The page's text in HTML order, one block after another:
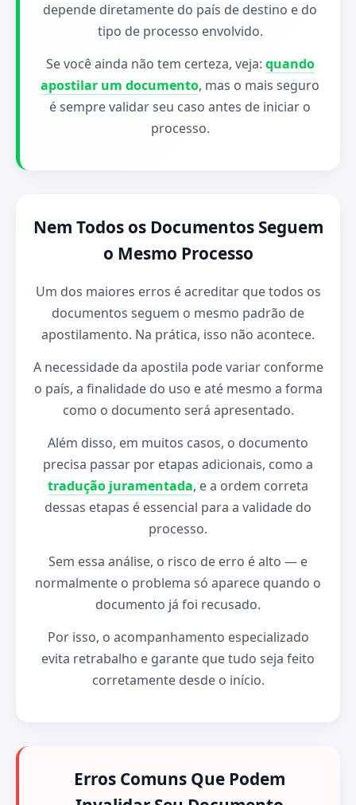
depende diretamente do país de destino e do
tipo de processo envolvido.
Se você ainda não tem certeza, veja: quando
apostilar um documento, mas o mais seguro
é sempre validar seu caso antes de iniciar o
processo.
Nem Todos os Documentos Seguem
o Mesmo Processo
Um dos maiores erros é acreditar que todos os
documentos seguem o mesmo padrão de
apostilamento. Na prática, isso não acontece.
A necessidade da apostila pode variar conforme
o país, a finalidade do uso e até mesmo a forma
como o documento será apresentado.
Além disso, em muitos casos, o documento
precisa passar por etapas adicionais, como a
tradução juramentada, e a ordem correta
dessas etapas é essencial para a validade do
processo.
Sem essa análise, o risco de erro é alto — e
normalmente o problema só aparece quando o
documento já foi recusado.
Por isso, o acompanhamento especializado
evita retrabalho e garante que tudo seja feito
corretamente desde o início.
Erros Comuns Que Podem